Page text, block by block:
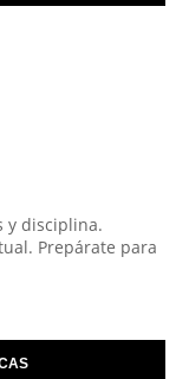
y disciplina.
Prepárate para